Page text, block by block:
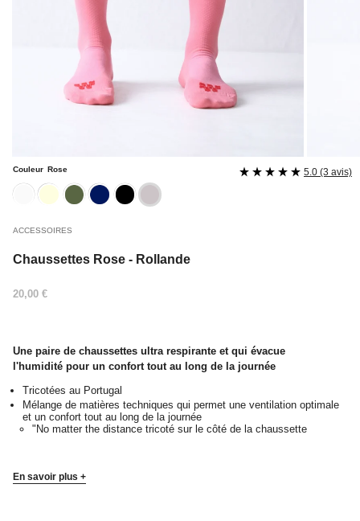
ACCESSOIRES
Chaussettes Rose - Rollande
5.0 (3 avis)
Prix
20,00 €
Une paire de chaussettes ultra respirante et qui évacue
l'humidité pour un confort tout au long de la journée
Tricotées au Portugal
Mélange de matières techniques qui permet une ventilation optimale
et un confort tout au long de la journée
"No matter the distance tricoté sur le côté de la chaussette
En savoir plus +
Couleur Rose
blancecru kaki navy noire rose